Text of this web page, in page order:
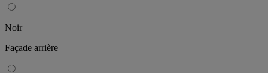
Noir
Façade arrière